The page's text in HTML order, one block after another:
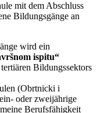
mit dem Abschluss
Bildungsgänge an
wird ein
ispitu“
Bildungssektors
(Obrtnicki i
oder zweijährige
Berufsfähigkeit